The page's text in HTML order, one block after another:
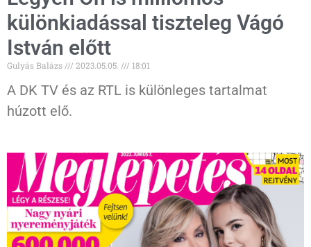
különkiadással tiszteleg Vágó
István előtt
Gulyás Balázs 2023.05.05. 18:01
A DK TV és az RTL is különleges tartalmat
húzott elő.